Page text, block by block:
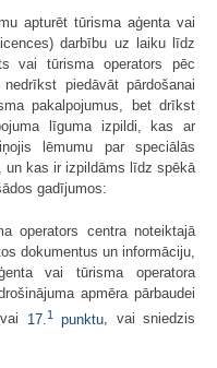
apturēt tūrisma aģenta vai
darbību uz laiku līdz
vai tūrisma operators pēc
piedāvāt pārdošanai
pakalpojumus, bet drīkst
līguma izpildi, kas ar
lēmumu par speciālās
un kas ir izpildāms līdz spēkā
gadījumos:
operators centra noteiktajā
dokumentus un informāciju,
vai tūrisma operatora
apmēra pārbaudei
vai 17. 1punktu, ​​​​​​vai sniedzis